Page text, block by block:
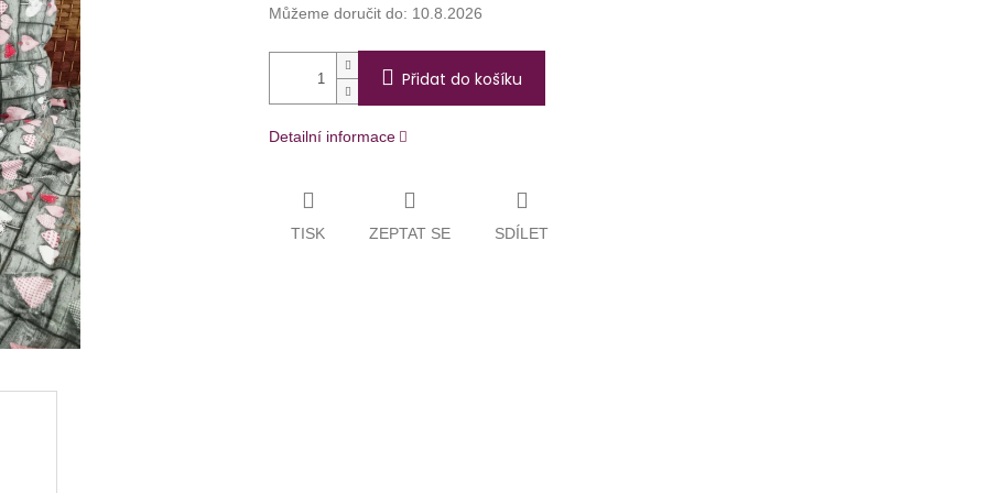
Můžeme doručit do: 10.8.2026
Přidat do košíku
Detailní informace
TISK ZEPTAT SE SDÍLET